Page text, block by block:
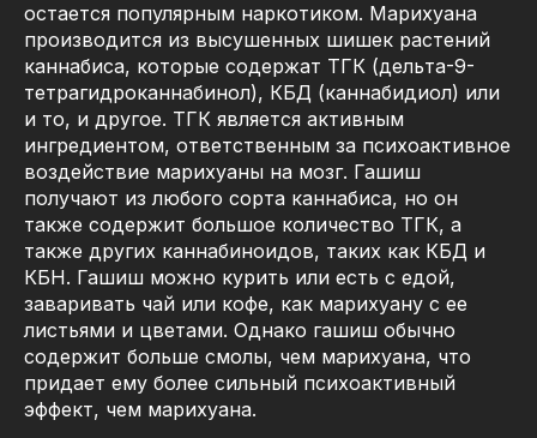
остается популярным наркотиком. Марихуана
производится из высушенных шишек растений
каннабиса, которые содержат ТГК (дельта-9-
тетрагидроканнабинол), КБД (каннабидиол) или
и то, и другое. ТГК является активным
ингредиентом, ответственным за психоактивное
воздействие марихуаны на мозг. Гашиш
получают из любого сорта каннабиса, но он
также содержит большое количество ТГК, а
также других каннабиноидов, таких как КБД и
КБН. Гашиш можно курить или есть с едой,
заваривать чай или кофе, как марихуану с ее
листьями и цветами. Однако гашиш обычно
содержит больше смолы, чем марихуана, что
придает ему более сильный психоактивный
эффект, чем марихуана.